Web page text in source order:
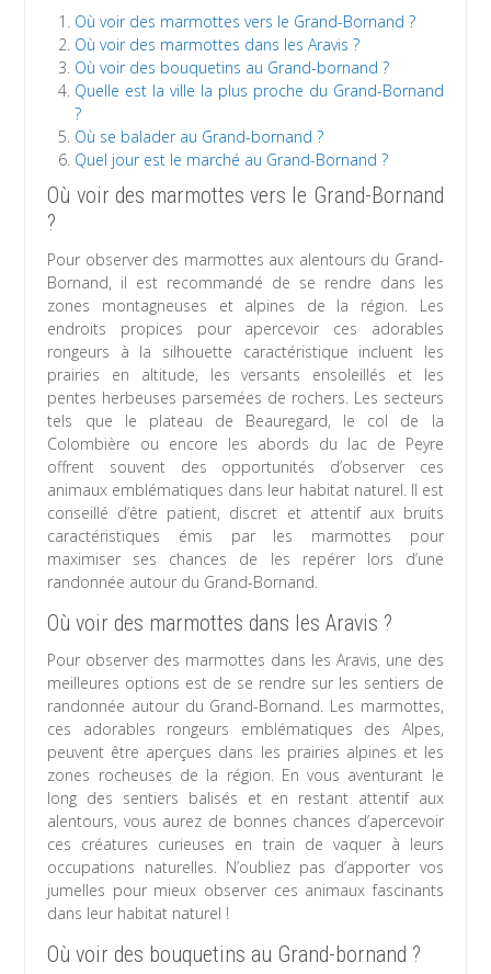
Où voir des marmottes vers le Grand-Bornand ?
Où voir des marmottes dans les Aravis ?
Où voir des bouquetins au Grand-bornand ?
Quelle est la ville la plus proche du Grand-Bornand
?
Où se balader au Grand-bornand ?
Quel jour est le marché au Grand-Bornand ?
Où voir des marmottes vers le Grand-Bornand
?
Pour observer des marmottes aux alentours du Grand-
Bornand, il est recommandé de se rendre dans les
zones montagneuses et alpines de la région. Les
endroits propices pour apercevoir ces adorables
rongeurs à la silhouette caractéristique incluent les
prairies en altitude, les versants ensoleillés et les
pentes herbeuses parsemées de rochers. Les secteurs
tels que le plateau de Beauregard, le col de la
Colombière ou encore les abords du lac de Peyre
offrent souvent des opportunités d’observer ces
animaux emblématiques dans leur habitat naturel. Il est
conseillé d’être patient, discret et attentif aux bruits
caractéristiques émis par les marmottes pour
maximiser ses chances de les repérer lors d’une
randonnée autour du Grand-Bornand.
Où voir des marmottes dans les Aravis ?
Pour observer des marmottes dans les Aravis, une des
meilleures options est de se rendre sur les sentiers de
randonnée autour du Grand-Bornand. Les marmottes,
ces adorables rongeurs emblématiques des Alpes,
peuvent être aperçues dans les prairies alpines et les
zones rocheuses de la région. En vous aventurant le
long des sentiers balisés et en restant attentif aux
alentours, vous aurez de bonnes chances d’apercevoir
ces créatures curieuses en train de vaquer à leurs
occupations naturelles. N’oubliez pas d’apporter vos
jumelles pour mieux observer ces animaux fascinants
dans leur habitat naturel !
Où voir des bouquetins au Grand-bornand ?